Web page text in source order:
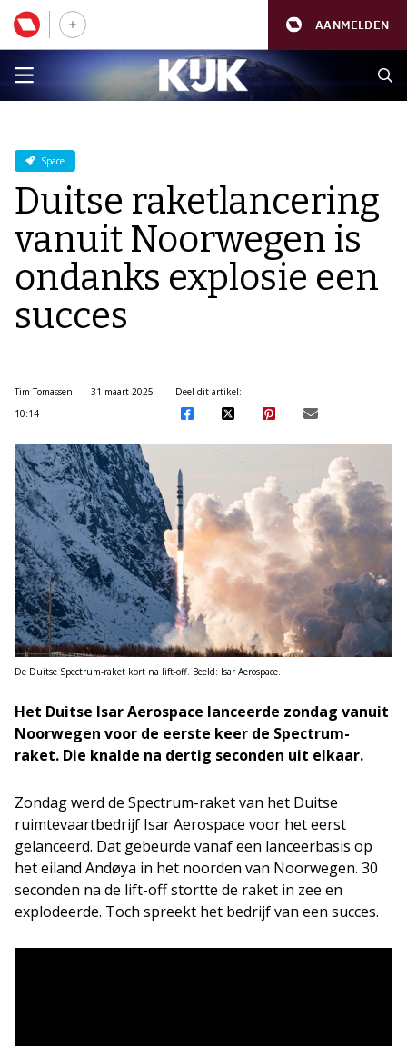
AANMELDEN
Space
Duitse raketlancering
vanuit Noorwegen is
ondanks explosie een
succes
Tim Tomassen
31 maart 2025
10:14
Deel dit artikel:
De Duitse Spectrum-raket kort na lift-off. Beeld: Isar Aerospace.
Het Duitse Isar Aerospace lanceerde zondag vanuit
Noorwegen voor de eerste keer de Spectrum-
raket. Die knalde na dertig seconden uit elkaar.
Zondag werd de Spectrum-raket van het Duitse
ruimtevaartbedrijf Isar Aerospace voor het eerst
gelanceerd. Dat gebeurde vanaf een lanceerbasis op
het eiland Andøya in het noorden van Noorwegen. 30
seconden na de lift-off stortte de raket in zee en
explodeerde. Toch spreekt het bedrijf van een succes.